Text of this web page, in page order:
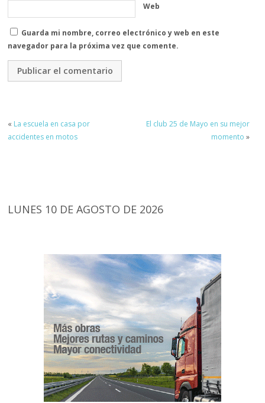
Web
Guarda mi nombre, correo electrónico y web en este
navegador para la próxima vez que comente.
« La escuela en casa por
accidentes en motos
El club 25 de Mayo en su mejor
momento »
LUNES 10 DE AGOSTO DE 2026